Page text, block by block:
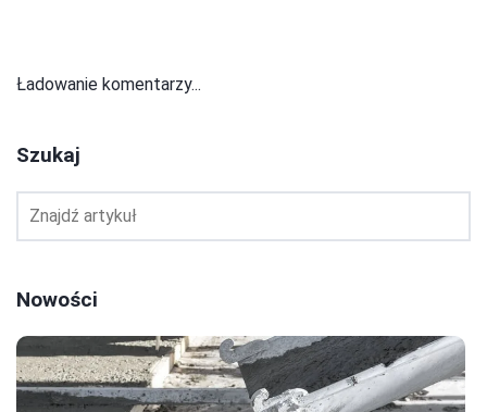
Ładowanie komentarzy...
Szukaj
Nowości